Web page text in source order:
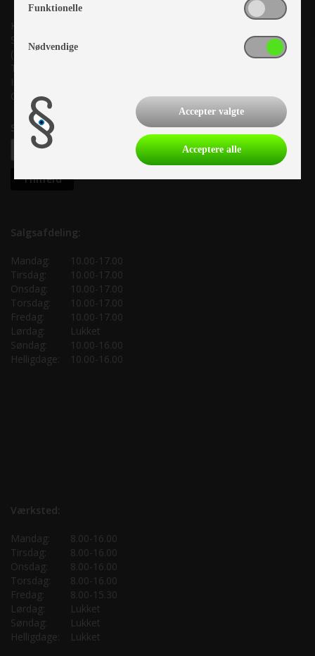
Kronjyllands Camping Center A/S
Suderholmen 10, 8960 Randers SØ
(Lige ud til Grenåvej)
Tlf. +45 87 10 98 70
Info@as-kcc.dk
CVR: 33 38 77 33
Samtykke til nyhedsbrev
Salgsafdeling:
Mandag:
10.00-17.00
Tirsdag:
10.00-17.00
Onsdag:
10.00-17.00
Torsdag:
10.00-17.00
Fredag:
10.00-17.00
Lørdag:
Lukket
Søndag:
10.00-16.00
Helligdage:
10.00-16.00
Værksted:
Mandag:
8.00-16.00
Tirsdag:
8.00-16.00
Onsdag:
8.00-16.00
Torsdag:
8.00-16.00
Fredag:
8.00-15.30
Lørdag:
Lukket
Søndag:
Lukket
Helligdage:
Lukket
Funktionelle
Nødvendige
Accepter valgte
Acceptere alle